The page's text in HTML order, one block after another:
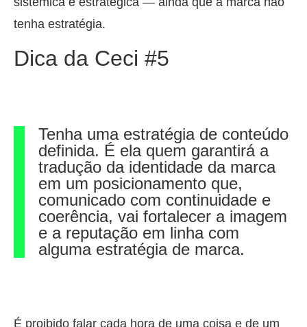
tenha estratégia.
Dica da Ceci #5
Tenha uma estratégia de conteúdo
definida. É ela quem garantirá a
tradução da identidade da marca
em um posicionamento que,
comunicado com continuidade e
coerência, vai fortalecer a imagem
e a reputação em linha com
alguma estratégia de marca.
É proibido falar cada hora de uma coisa e de um